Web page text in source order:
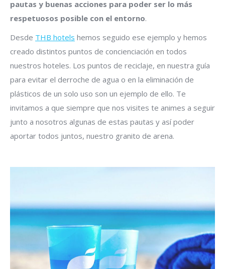
pautas y buenas acciones para poder ser lo más
respetuosos posible con el entorno.
Desde THB hotels hemos seguido ese ejemplo y hemos
creado distintos puntos de concienciación en todos
nuestros hoteles. Los puntos de reciclaje, en nuestra guía
para evitar el derroche de agua o en la eliminación de
plásticos de un solo uso son un ejemplo de ello. Te
invitamos a que siempre que nos visites te animes a seguir
junto a nosotros algunas de estas pautas y así poder
aportar todos juntos, nuestro granito de arena.